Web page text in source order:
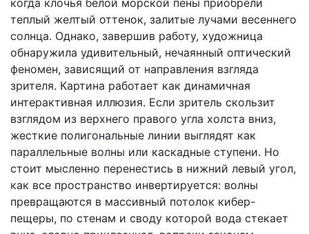
теплый желтый оттенок, залитые лучами весеннего
солнца. Однако, завершив работу, художница
обнаружила удивительный, нечаянный оптический
феномен, зависящий от направления взгляда
зрителя. Картина работает как динамичная
интерактивная иллюзия. Если зритель скользит
взглядом из верхнего правого угла холста вниз,
жесткие полигональные линии выглядят как
параллельные волны или каскадные ступени. Но
стоит мысленно перенестись в нижний левый угол,
как все пространство инвертируется: волны
превращаются в массивный потолок кибер-
пещеры, по стенам и своду которой вода стекает